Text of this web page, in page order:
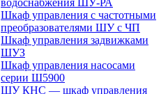
водоснабжения ШУ-РА
Шкаф управления с частотными
преобразователями ШУ с ЧП
Шкаф управления задвижками
ШУЗ
Шкаф управления насосами
серии Ш5900
ШУ КНС — шкаф управления